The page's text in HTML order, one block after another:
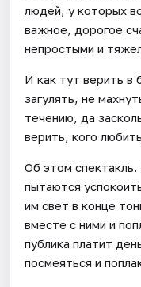
людей, у которых
важное, дорогое
непростыми и
И как тут верить в
загулять, не
течению, да
верить, кого
Об этом
пытаются
им свет в конце
вместе с ними и
публика платит
посмеяться и